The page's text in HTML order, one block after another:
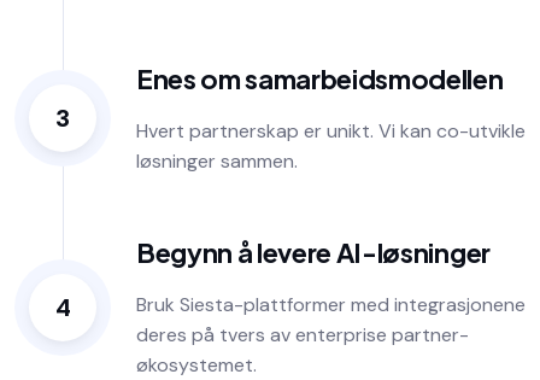
3
Enes om samarbeidsmodellen
Hvert partnerskap er unikt. Vi kan co-utvikle
løsninger sammen.
4
Begynn å levere AI-løsninger
Bruk Siesta-plattformer med integrasjonene
deres på tvers av enterprise partner-
økosystemet.